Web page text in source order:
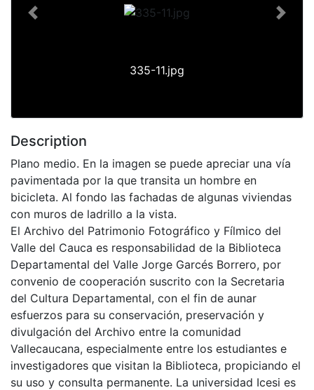
335-11.jpg
Previous Next
Description
Plano medio. En la imagen se puede apreciar una vía
pavimentada por la que transita un hombre en
bicicleta. Al fondo las fachadas de algunas viviendas
con muros de ladrillo a la vista.
El Archivo del Patrimonio Fotográfico y Fílmico del
Valle del Cauca es responsabilidad de la Biblioteca
Departamental del Valle Jorge Garcés Borrero, por
convenio de cooperación suscrito con la Secretaria
del Cultura Departamental, con el fin de aunar
esfuerzos para su conservación, preservación y
divulgación del Archivo entre la comunidad
Vallecaucana, especialmente entre los estudiantes e
investigadores que visitan la Biblioteca, propiciando el
su uso y consulta permanente. La universidad Icesi es